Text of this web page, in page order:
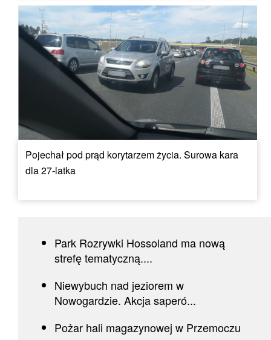
Pojechał pod prąd korytarzem życia. Surowa kara
dla 27-latka
Park Rozrywki Hossoland ma nową
strefę tematyczną....
Niewybuch nad jeziorem w
Nowogardzie. Akcja saperó...
Pożar hali magazynowej w Przemoczu